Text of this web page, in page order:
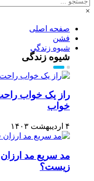
×
صفحه اصلی
فشن
شیوه زندگی
شیوه زندگی
راز یک خواب
خواب
۴ اردیبهشت ۱۴۰۳
مد سریع مد
زیست؟